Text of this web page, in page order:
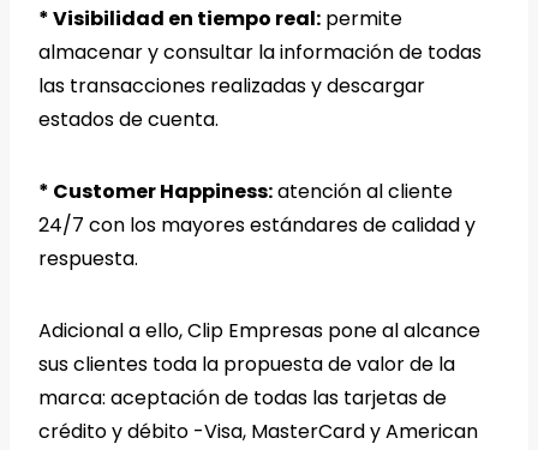
* Visibilidad en tiempo real: permite
almacenar y consultar la información de todas
las transacciones realizadas y descargar
estados de cuenta.
* Customer Happiness:atención al cliente
24/7 con los mayores estándares de calidad y
respuesta.
Adicional a ello, Clip Empresas pone al alcance
sus clientes toda la propuesta de valor de la
marca: aceptación de todas las tarjetas de
crédito y débito -Visa, MasterCard y American